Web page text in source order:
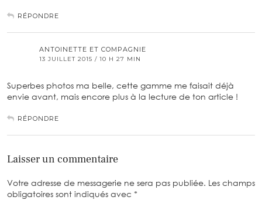
RÉPONDRE
ANTOINETTE ET COMPAGNIE
13 JUILLET 2015 / 10 H 27 MIN
Superbes photos ma belle, cette gamme me faisait déjà
envie avant, mais encore plus à la lecture de ton article !
RÉPONDRE
Laisser un commentaire
Votre adresse de messagerie ne sera pas publiée. Les champs
obligatoires sont indiqués avec *